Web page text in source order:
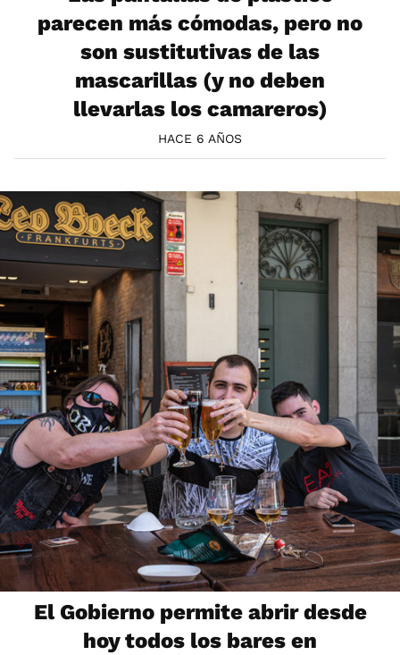
parecen más cómodas, pero no
son sustitutivas de las
mascarillas (y no deben
llevarlas los camareros)
HACE 6 AÑOS
El Gobierno permite abrir desde
hoy todos los bares en